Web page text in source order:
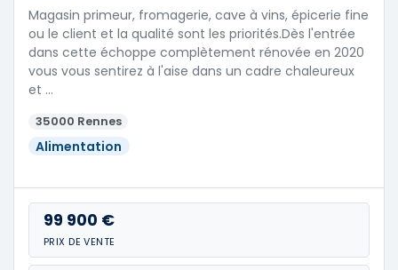
Magasin primeur, fromagerie, cave à vins, épicerie fine
ou le client et la qualité sont les priorités.Dès l'entrée
dans cette échoppe complètement rénovée en 2020
vous vous sentirez à l'aise dans un cadre chaleureux
et …
35000 Rennes
Alimentation
99 900 €
PRIX DE VENTE